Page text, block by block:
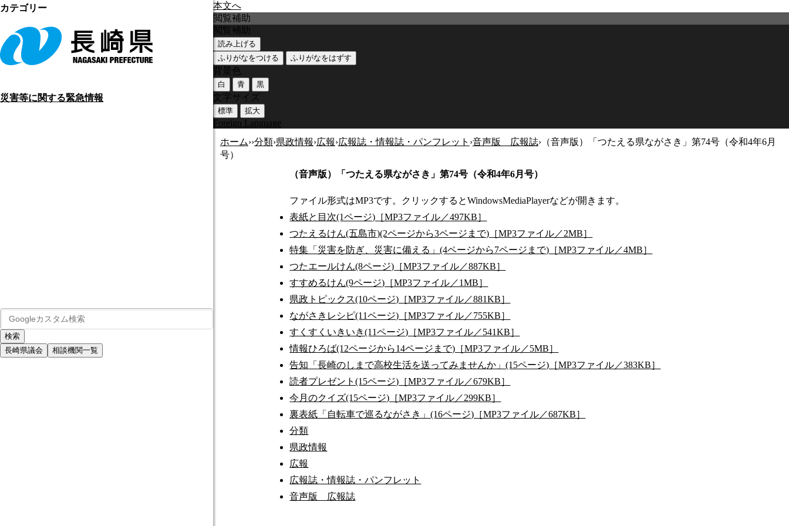
本文へ
災害等に関する緊急情報
長崎県議会 相談機関一覧
閲覧補助
閲覧補助
読み上げる
ふりがなをつける
ふりがなをはずす
背景色
白 青 黒
文字サイズ
標準 拡大
Foreign Language
ホーム››分類›県政情報›広報›広報誌・情報誌・パンフレット ›音声版 広報誌›（音声版）「つたえる県ながさき」第74号（令和4年6月
号）
（音声版）「つたえる県ながさき」第74号（令和4年6月号）
ファイル形式はMP3です。クリックするとWindowsMediaPlayerなどが開きます。
表紙と目次(1ページ)［MP3ファイル／497KB］
つたえるけん(五島市)(2ページから3ページまで)［MP3ファイル／2MB］
特集「災害を防ぎ、災害に備える」(4ページから7ページまで)［MP3ファイル／4MB］
つたエールけん(8ページ)［MP3ファイル／887KB］
すすめるけん(9ページ)［MP3ファイル／1MB］
県政トピックス(10ページ)［MP3ファイル／881KB］
ながさきレシピ(11ページ)［MP3ファイル／755KB］
すくすくいきいき(11ページ)［MP3ファイル／541KB］
情報ひろば(12ページから14ページまで)［MP3ファイル／5MB］
告知「長崎のしまで高校生活を送ってみませんか」(15ページ)［MP3ファイル／383KB］
読者プレゼント(15ページ)［MP3ファイル／679KB］
今月のクイズ(15ページ)［MP3ファイル／299KB］
裏表紙「自転車で巡るながさき」(16ページ)［MP3ファイル／687KB］
カテゴリー
分類
県政情報
広報
広報誌・情報誌・パンフレット
音声版 広報誌